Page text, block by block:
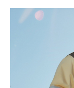
под деревьями и
быть
риска
ситуаций